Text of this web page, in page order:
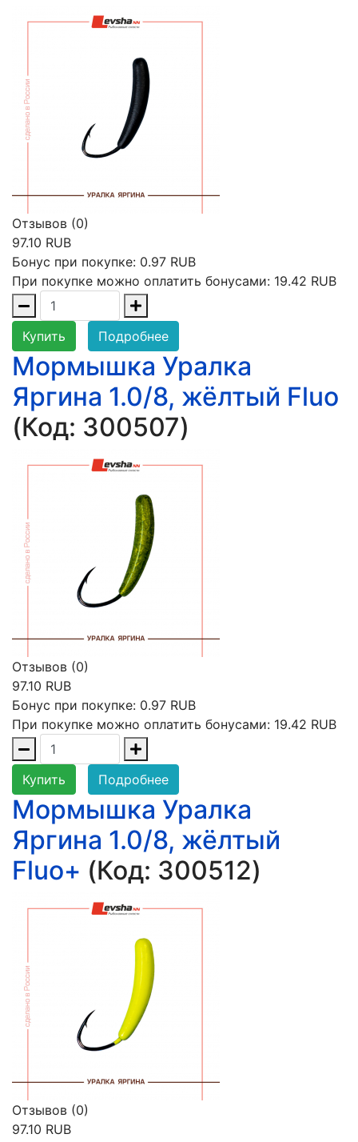
Отзывов (0)
97.10 RUB
Бонус при покупке: 0.97 RUB
При покупке можно оплатить бонусами: 19.42 RUB
Купить Подробнее
Мормышка Уралка
Яргина 1.0/8, жёлтый Fluo
(Код: 300507)
Отзывов (0)
97.10 RUB
Бонус при покупке: 0.97 RUB
При покупке можно оплатить бонусами: 19.42 RUB
Купить Подробнее
Мормышка Уралка
Яргина 1.0/8, жёлтый
Fluo+ (Код: 300512)
Отзывов (0)
97.10 RUB